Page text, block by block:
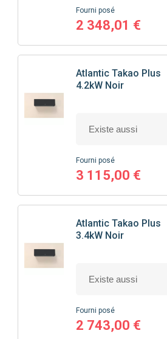
Fourni posé
2 348,01 €
Atlantic Takao Plus
4.2kW Noir
Fourni posé
3 115,00 €
Atlantic Takao Plus
3.4kW Noir
Fourni posé
2 743,00 €